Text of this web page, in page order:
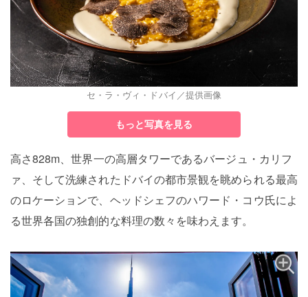
セ・ラ・ヴィ・ドバイ／提供画像
もっと写真を見る
高さ828m、世界一の高層タワーであるバージュ・カリフ
ァ、そして洗練されたドバイの都市景観を眺められる最高
のロケーションで、ヘッドシェフのハワード・コウ氏によ
る世界各国の独創的な料理の数々を味わえます。